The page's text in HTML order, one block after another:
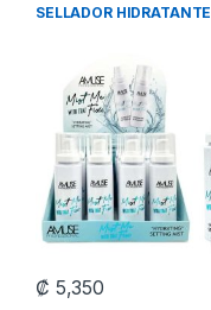
SELLADOR HIDRATANTE
₡ 5,350